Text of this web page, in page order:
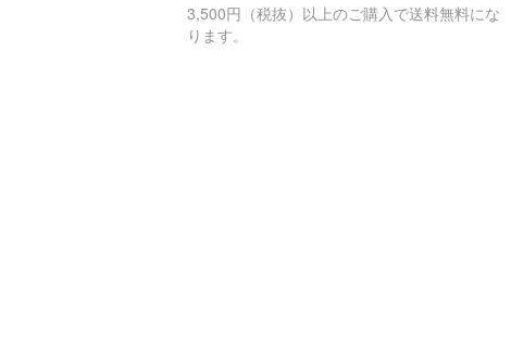
3,500円（税抜）以上のご購入で送料無料にな
ります。